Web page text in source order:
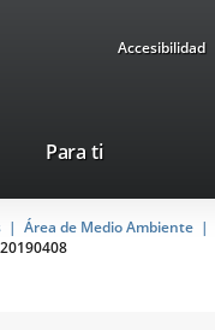
Accesibilidad
Para ti
Área de Medio Ambiente
20190408